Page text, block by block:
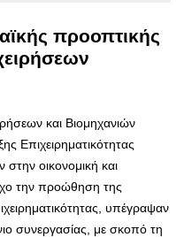
προοπτικής
και Βιομηχανιών
Επιχειρηματικότητας
οικονομική και
την προώθηση της
υπέγραψαν
συνεργασίας, με σκοπό τη